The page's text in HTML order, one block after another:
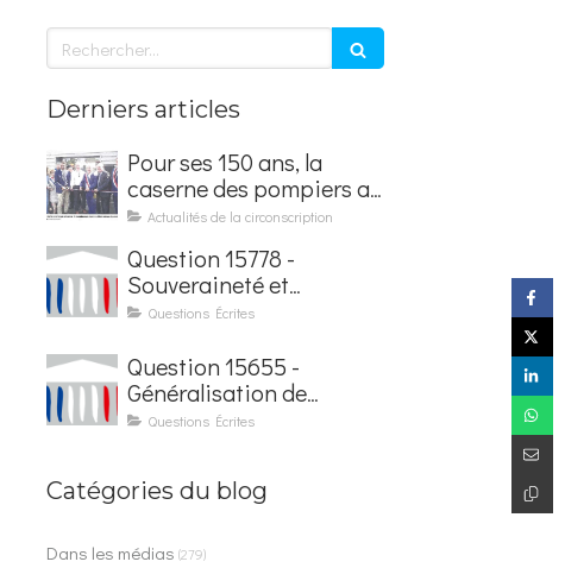
Rechercher
Derniers articles
Pour ses 150 ans, la
caserne des pompiers a
été rénovée et baptisée
Courseaux
Actualités de la circonscription
Question 15778 -
Souveraineté et
sécurisation de la
Questions Écrites
Question 15655 -
Généralisation de
l'application France
Questions Écrites
Catégories du blog
Dans les médias (279)